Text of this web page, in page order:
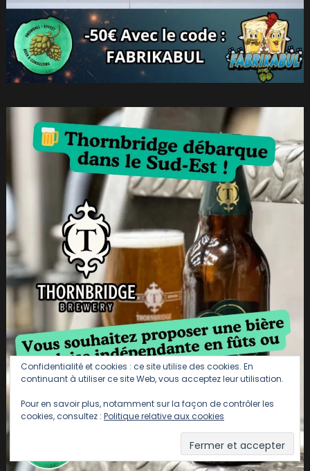
Confidentialité et cookies : ce site utilise des cookies. En
continuant à utiliser ce site Web, vous acceptez leur utilisation.
Pour en savoir plus, notamment sur la façon de contrôler les
cookies, consultez : Politique relative aux cookies